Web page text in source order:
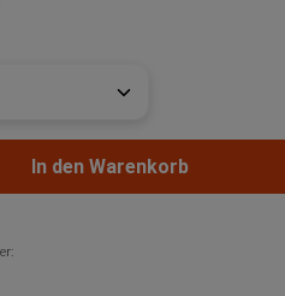
Anzahl: Gib den
In den Warenkorb